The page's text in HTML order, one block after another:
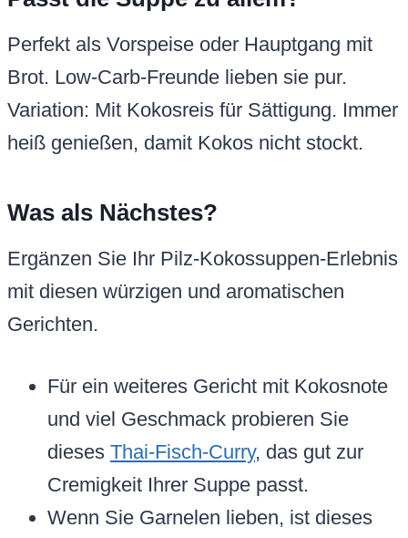
Perfekt als Vorspeise oder Hauptgang mit
Brot. Low-Carb-Freunde lieben sie pur.
Variation: Mit Kokosreis für Sättigung. Immer
heiß genießen, damit Kokos nicht stockt.
Was als Nächstes?
Ergänzen Sie Ihr Pilz-Kokossuppen-Erlebnis
mit diesen würzigen und aromatischen
Gerichten.
Für ein weiteres Gericht mit Kokosnote
und viel Geschmack probieren Sie
dieses Thai-Fisch-Curry, das gut zur
Cremigkeit Ihrer Suppe passt.
Wenn Sie Garnelen lieben, ist dieses